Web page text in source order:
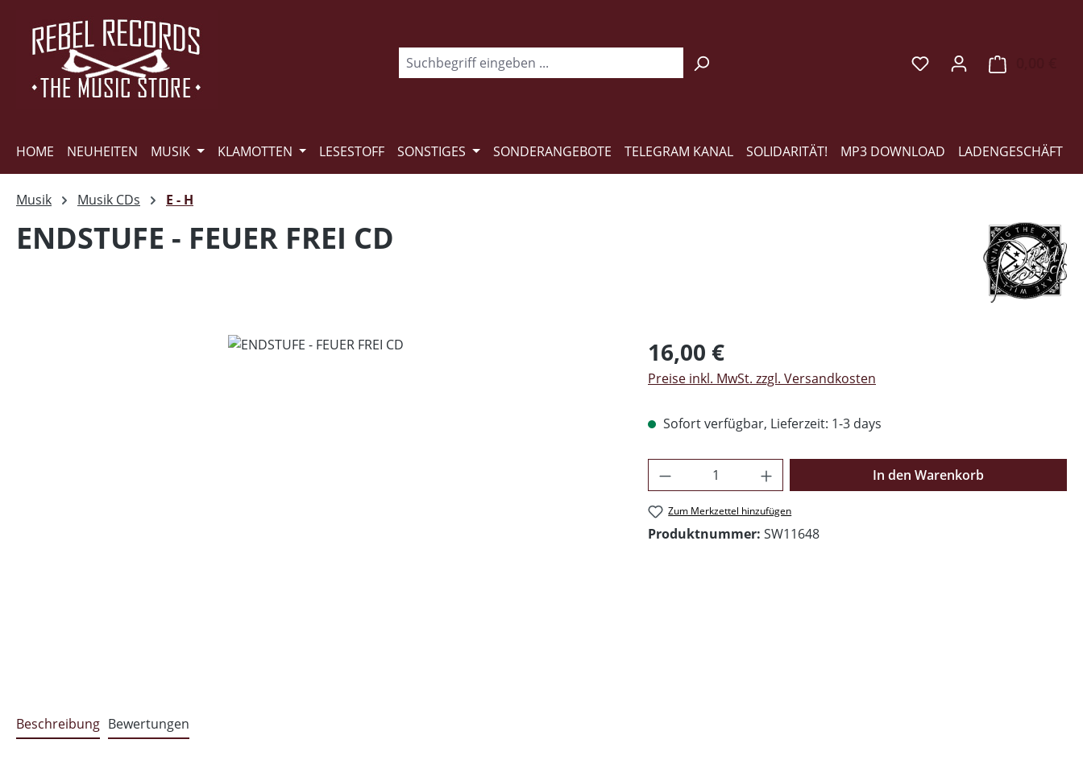
Hauptinhalt springen
Zur Suche springen
Zur Hauptnavigation springen
HOME NEUHEITEN MUSIK KLAMOTTEN LESESTOFF SONSTIGES SONDERANGEBOTE TELEGRAM KANAL SOLIDARITÄT! MP3 DOWNLOAD LADENGESCHÄFT
Musik Musik CDs E - H
ENDSTUFE - FEUER FREI CD
Regulärer Preis:
16,00 €
Preise inkl. MwSt. zzgl. Versandkosten
Sofort verfügbar, Lieferzeit: 1-3 days
Produkt Anzahl: Gib den gewünschten Wert
In den Warenkorb
Zum Merkzettel hinzufügen
Produktnummer: SW11648
Beschreibung Bewertungen